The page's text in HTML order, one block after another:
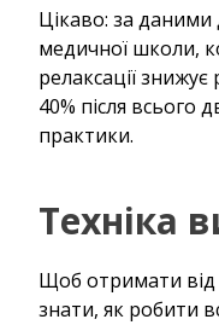
Цікаво: за даними
медичної школи,
релаксації
40% після всього
практики.
Техніка
Щоб отримати
знати, як робити